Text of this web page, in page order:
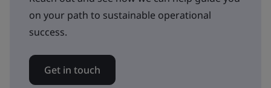
on your path to sustainable operational
success.
Get in touch